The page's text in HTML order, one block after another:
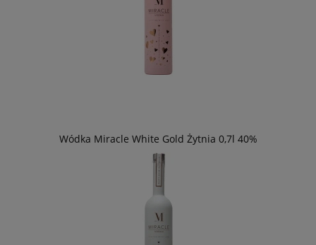
Wódka Miracle White Gold Żytnia 0,7l 40%